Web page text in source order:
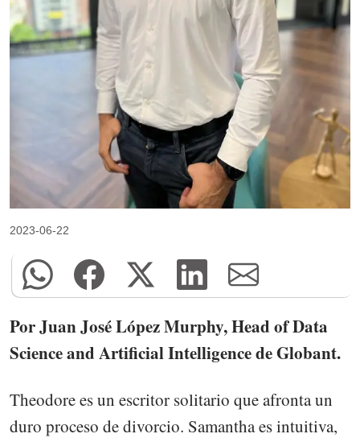
2023-06-22
Por Juan José López Murphy, Head of Data
Science and Artificial Intelligence de Globant.
Theodore es un escritor solitario que afronta un
duro proceso de divorcio. Samantha es intuitiva,